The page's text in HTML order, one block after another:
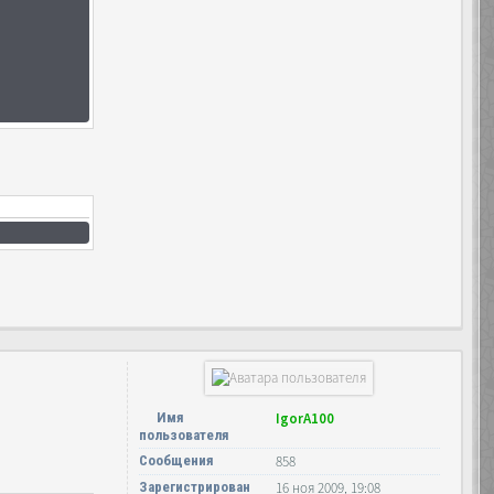
Имя
пользователя
IgorA100
Сообщения 858
Зарегистрирован 16 ноя 2009, 19:08